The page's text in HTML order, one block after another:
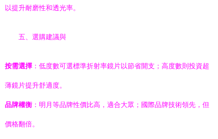
以提升耐磨性和透光率。
五、選購建議與
按需選擇 ：低度數可選標準折射率鏡片以節省開支；高度數則投資超
薄鏡片提升舒適度。
品牌權衡 ：明月等品牌性價比高，適合大眾；國際品牌技術領先，但
價格翻倍。